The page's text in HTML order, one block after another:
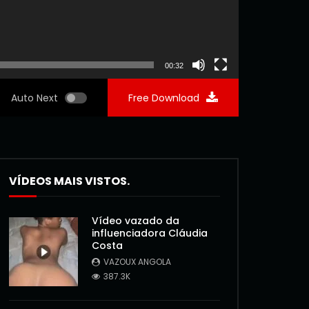
00:32
Auto Next Free Download
VÍDEOS MAIS VISTOS.
Vídeo vazado da
influenciadora Cláudia
Costa
VAZOUX ANGOLA
387.3K